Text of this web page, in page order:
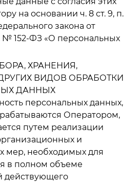
на основании ч. 8 ст. 9, п.
закона от
№ 152-ФЗ «О персональных
ХРАНЕНИЯ,
ВИДОВ ОБРАБОТКИ
ДАННЫХ
персональных данных,
Оператором,
путем реализации
и
мер, необходимых для
в полном объеме
действующего